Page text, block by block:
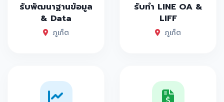
รับพัฒนาฐานข้อมูล
& Data
ภูเก็ต
รับทำ LINE OA &
LIFF
ภูเก็ต